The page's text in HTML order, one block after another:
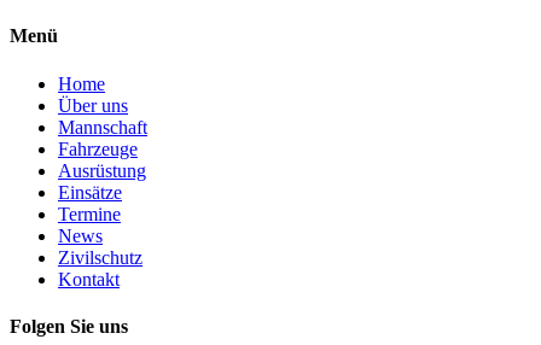
Menü
Home
Über uns
Mannschaft
Fahrzeuge
Ausrüstung
Einsätze
Termine
News
Zivilschutz
Kontakt
Folgen Sie uns